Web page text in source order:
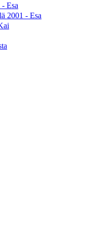
Esa
2001 - Esa